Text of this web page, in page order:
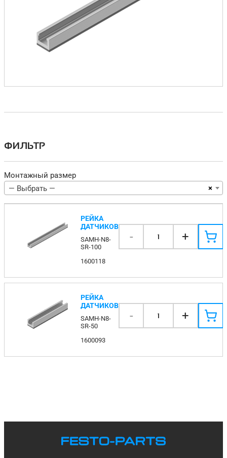
ФИЛЬТР
Монтажный размер
×
— Выбрать —
РЕЙКА
ДАТЧИКОВ
SAMH-N8-
SR-100
1600118
- 1 +
РЕЙКА
ДАТЧИКОВ
SAMH-N8-
SR-50
1600093
- 1 +